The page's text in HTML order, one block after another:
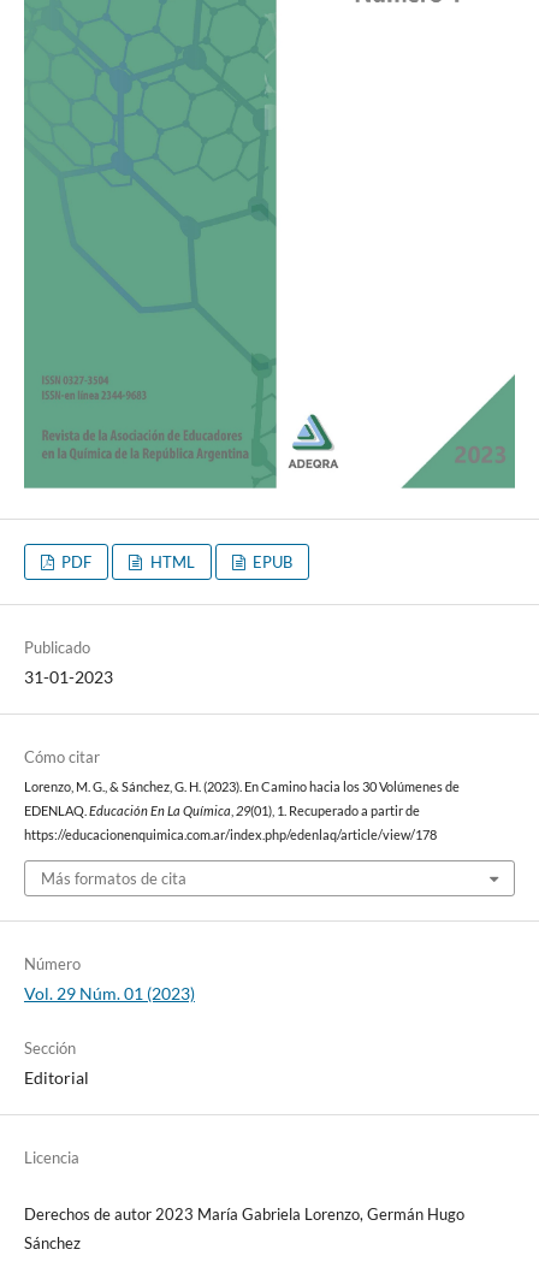
PDF HTML EPUB
Publicado
31-01-2023
Cómo citar
Lorenzo, M. G., & Sánchez, G. H. (2023). En Camino hacia los 30 Volúmenes de
EDENLAQ. Educación En La Química 29(01), 1. Recuperado a partir de
https://educacionenquimica.com.ar/index.php/edenlaq/article/view/178
Más formatos de cita
Número
Vol. 29 Núm. 01 (2023)
Sección
Editorial
Licencia
Derechos de autor 2023 María Gabriela Lorenzo, Germán Hugo
Sánchez